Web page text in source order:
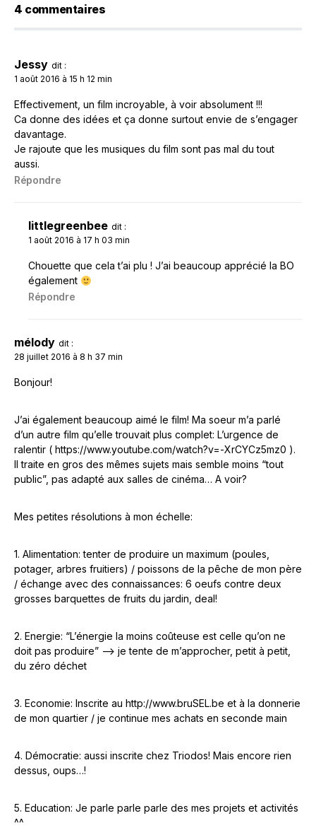
4 commentaires
Jessy dit :
1 août 2016 à 15 h 12 min
Effectivement, un film incroyable, à voir absolument !!!
Ca donne des idées et ça donne surtout envie de s’engager
davantage.
Je rajoute que les musiques du film sont pas mal du tout
aussi.
Répondre
littlegreenbee dit :
1 août 2016 à 17 h 03 min
Chouette que cela t’ai plu ! J’ai beaucoup apprécié la BO
également
Répondre
mélody dit :
28 juillet 2016 à 8 h 37 min
Bonjour!
J’ai également beaucoup aimé le film! Ma soeur m’a parlé
d’un autre film qu’elle trouvait plus complet: L’urgence de
ralentir ( https://www.youtube.com/watch?v=-XrCYCz5mz0 ).
Il traite en gros des mêmes sujets mais semble moins “tout
public”, pas adapté aux salles de cinéma… A voir?
Mes petites résolutions à mon échelle:
1. Alimentation: tenter de produire un maximum (poules,
potager, arbres fruitiers) / poissons de la pêche de mon père
/ échange avec des connaissances: 6 oeufs contre deux
grosses barquettes de fruits du jardin, deal!
2. Energie: “L’énergie la moins coûteuse est celle qu’on ne
doit pas produire” –> je tente de m’approcher, petit à petit,
du zéro déchet
3. Economie: Inscrite au http://www.bruSEL.be et à la donnerie
de mon quartier / je continue mes achats en seconde main
4. Démocratie: aussi inscrite chez Triodos! Mais encore rien
dessus, oups…!
5. Education: Je parle parle parle des mes projets et activités
^^